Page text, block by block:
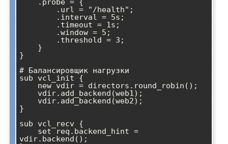
}
# Балансировщик нагрузки
sub vcl_init {
}
sub vcl_recv {
vdir.backend();